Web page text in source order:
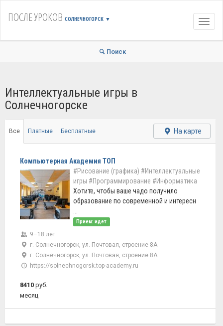
ПОСЛЕ УРОКОВ СОЛНЕЧНОГОРСК ▼
Поиск
Интеллектуальные игры в
Солнечногорске
Все Платные Бесплатные На карте
Компьютерная Академия ТОП
#Рисование (графика) #Интеллектуальные
игры #Программирование #Информатика
Хотите, чтобы ваше чадо получило
образование по современной и интересн
Прием: идет
9–18 лет
г. Солнечногорск, ул. Почтовая, строение 8А
г. Солнечногорск, ул. Почтовая, строение 8А
https://solnechnogorsk.top-academy.ru
8410 руб.
месяц